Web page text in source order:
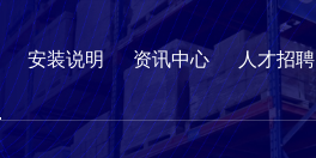
安装说明 资讯中心 人才招聘